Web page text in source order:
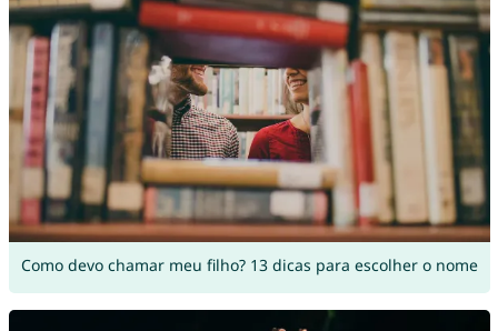
Como devo chamar meu filho? 13 dicas para escolher o nome